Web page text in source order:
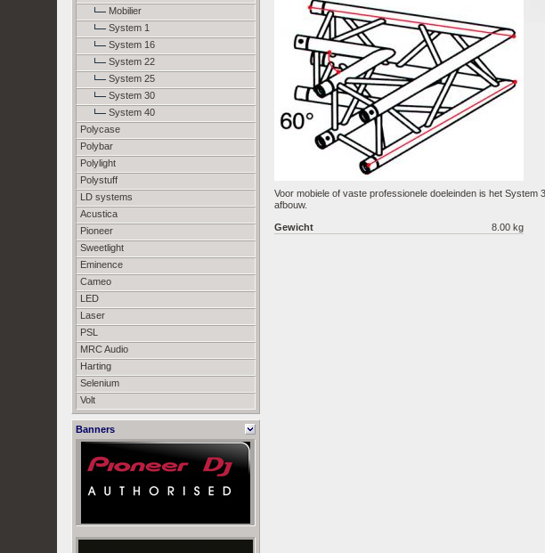
Mobilier
System 1
System 16
System 22
System 25
System 30
System 40
Polycase
Polybar
Polylight
Polystuff
LD systems
Acustica
Pioneer
Sweetlight
Eminence
Cameo
LED
Laser
PSL
MRC Audio
Harting
Selenium
Volt
Banners
Voor mobiele of vaste professionele doeleinden is het
afbouw.
Gewicht 8.00 kg